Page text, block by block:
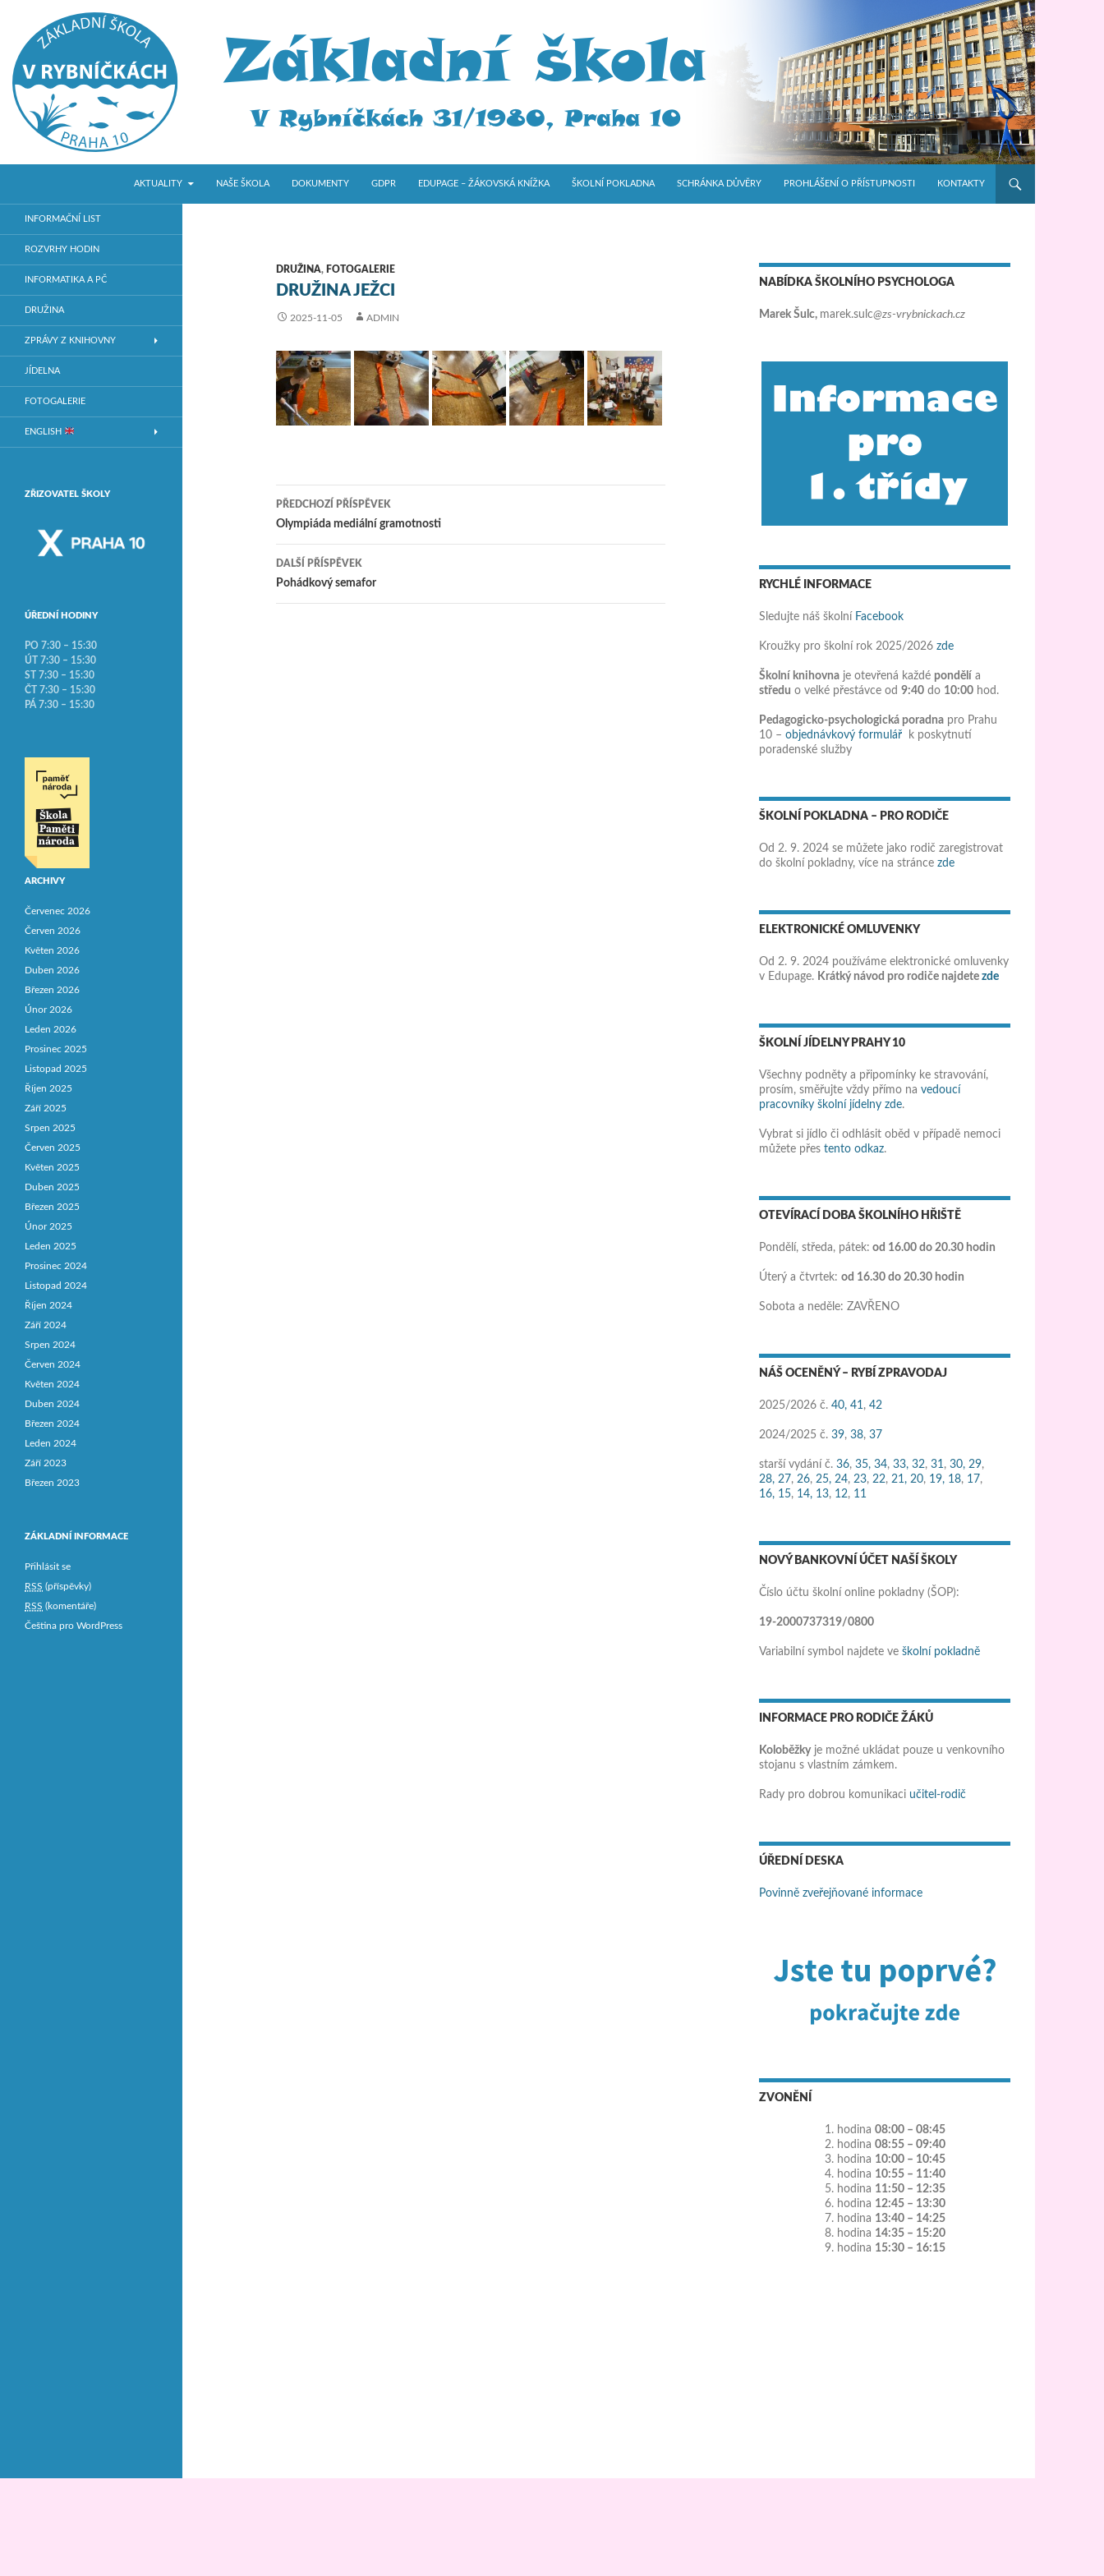
ZŠ V RybníčkáchAKTUALITY
NAŠE ŠKOLA DOKUMENTY GDPR EDUPAGE – ŽÁKOVSKÁ KNÍŽKA ŠKOLNÍ POKLADNA SCHRÁNKA DŮVĚRY PROHLÁŠENÍ O PŘÍSTUPNOSTI KONTAKTY
DRUŽINA, FOTOGALERIE
DRUŽINA JEŽCI
2025-11-05 ADMIN
Navigace pro příspěvky
PŘEDCHOZÍ PŘÍSPĚVEK
Olympiáda mediální gramotnosti
DALŠÍ PŘÍSPĚVEK
Pohádkový semafor
NABÍDKA ŠKOLNÍHO PSYCHOLOGA
Marek Šulc, marek.sulc@zs-vrybnickach.cz
RYCHLÉ INFORMACE
Sledujte náš školní Facebook
Kroužky pro školní rok 2025/2026 zde
Školní knihovna je otevřená každé pondělí a
středu o velké přestávce od 9:40 do 10:00 hod.
Pedagogicko-psychologická poradna pro Prahu
10 – objednávkový formulář k poskytnutí
poradenské služby
ŠKOLNÍ POKLADNA – PRO RODIČE
Od 2. 9. 2024 se můžete jako rodič zaregistrovat
do školní pokladny, více na stránce zde
ELEKTRONICKÉ OMLUVENKY
Od 2. 9. 2024 používáme elektronické omluvenky
v Edupage. Krátký návod pro rodiče najdete zde
ŠKOLNÍ JÍDELNY PRAHY 10
Všechny podněty a připomínky ke stravování,
prosím, směřujte vždy přímo na vedoucí
pracovníky školní jídelny zde.
Vybrat si jídlo či odhlásit oběd v případě nemoci
můžete přes tento odkaz.
OTEVÍRACÍ DOBA ŠKOLNÍHO HŘIŠTĚ
Pondělí, středa, pátek: od 16.00 do 20.30 hodin
Úterý a čtvrtek: od 16.30 do 20.30 hodin
Sobota a neděle: ZAVŘENO
NÁŠ OCENĚNÝ – RYBÍ ZPRAVODAJ
2025/2026 č. 40, 41, 42
2024/2025 č. 39, 38, 37
starší vydání č. 36, 35, 34, 33, 32, 31, 30, 29,
28, 27, 26, 25, 24, 23, 22, 21, 20, 19, 18, 17,
16, 15, 14, 13, 12, 11
NOVÝ BANKOVNÍ ÚČET NAŠÍ ŠKOLY
Číslo účtu školní online pokladny (ŠOP):
19-2000737319/0800
Variabilní symbol najdete ve školní pokladně
INFORMACE PRO RODIČE ŽÁKŮ
Koloběžkyje možné ukládat pouze u venkovního
stojanu s vlastním zámkem.
Rady pro dobrou komunikaci učitel-rodič
ÚŘEDNÍ DESKA
Povinně zveřejňované informace
ZVONĚNÍ
1. hodina 08:00 – 08:45
2. hodina 08:55 – 09:40
3. hodina 10:00 – 10:45
4. hodina 10:55 – 11:40
5. hodina 11:50 – 12:35
6. hodina 12:45 – 13:30
7. hodina 13:40 – 14:25
8. hodina 14:35 – 15:20
9. hodina 15:30 – 16:15
Základní škola v Praze 10
INFORMAČNÍ LIST
ROZVRHY HODIN
INFORMATIKA A PČ
DRUŽINA
ZPRÁVY Z KNIHOVNY
JÍDELNA
FOTOGALERIE
ENGLISH
ZŘIZOVATEL ŠKOLY
ÚŘEDNÍ HODINY
PO 7:30 – 15:30
ÚT 7:30 – 15:30
ST 7:30 – 15:30
ČT 7:30 – 15:30
PÁ 7:30 – 15:30
ARCHIVY
Červenec 2026
Červen 2026
Květen 2026
Duben 2026
Březen 2026
Únor 2026
Leden 2026
Prosinec 2025
Listopad 2025
Říjen 2025
Září 2025
Srpen 2025
Červen 2025
Květen 2025
Duben 2025
Březen 2025
Únor 2025
Leden 2025
Prosinec 2024
Listopad 2024
Říjen 2024
Září 2024
Srpen 2024
Červen 2024
Květen 2024
Duben 2024
Březen 2024
Leden 2024
Září 2023
Březen 2023
ZÁKLADNÍ INFORMACE
Přihlásit se
RSS (příspěvky)
RSS (komentáře)
Čeština pro WordPress